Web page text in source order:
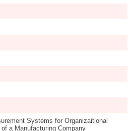
Systems for Organizaitional
a Manufacturing Company